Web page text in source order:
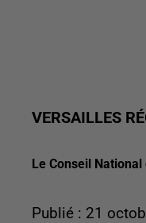
VERSAILLES
Le Conseil
Publié : 21